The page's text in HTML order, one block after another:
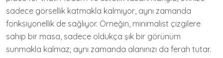
sadece görsellik katmakla kalmıyor, aynı zamanda
fonksiyonellik de sağlıyor. Örneğin, minimalist çizgilere
sahip bir masa, sadece oldukça şık bir görünüm
sunmakla kalmaz; aynı zamanda alanınızı da ferah tutar.